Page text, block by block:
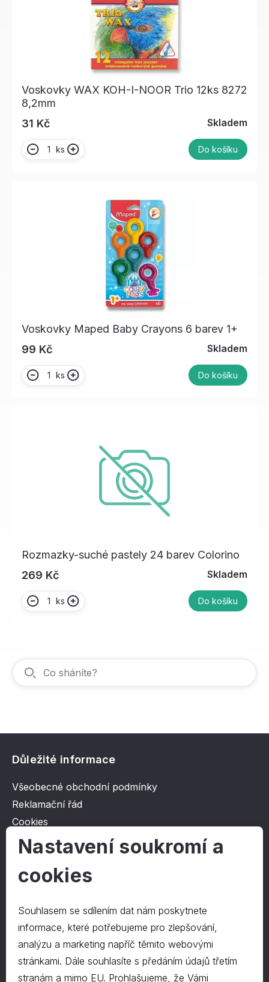
Voskovky WAX KOH-I-NOOR Trio 12ks 8272
8,2mm
31 Kč
Skladem
ks Do košíku
Voskovky Maped Baby Crayons 6 barev 1+
99 Kč
Skladem
ks Do košíku
Rozmazky-suché pastely 24 barev Colorino
269 Kč
Skladem
ks Do košíku
Důležité informace
Všeobecné obchodní podmínky
Reklamační řád
Cookies
Ochrana osobních údajů
O společnosti
Kontakt
O nás
Kontakty
Nastavení soukromí a
cookies
Souhlasem se sdílením dat nám poskytnete
informace, které potřebujeme pro zlepšování,
analýzu a marketing napříč těmito webovými
stránkami. Dále souhlasíte s předáním údajů třetím
stranám a mimo EU. Prohlašujeme, že Vámi